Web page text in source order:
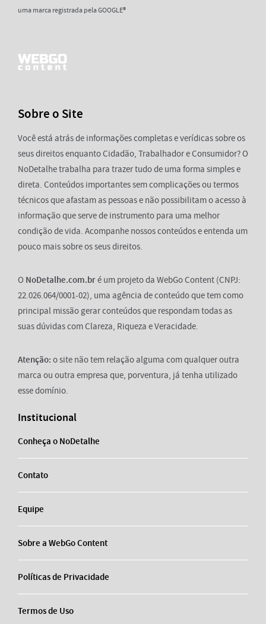
uma marca registrada pela GOOGLE®
Sobre o Site
Você está atrás de informações completas e verídicas sobre os
seus direitos enquanto Cidadão, Trabalhador e Consumidor? O
NoDetalhe trabalha para trazer tudo de uma forma simples e
direta. Conteúdos importantes sem complicações ou termos
técnicos que afastam as pessoas e não possibilitam o acesso à
informação que serve de instrumento para uma melhor
condição de vida. Acompanhe nossos conteúdos e entenda um
pouco mais sobre os seus direitos.
O NoDetalhe.com.bré um projeto da WebGo Content (CNPJ:
22.026.064/0001-02), uma agência de conteúdo que tem como
principal missão gerar conteúdos que respondam todas as
suas dúvidas com Clareza, Riqueza e Veracidade.
Atenção: o site não tem relação alguma com qualquer outra
marca ou outra empresa que, porventura, já tenha utilizado
esse domínio.
Institucional
Conheça o NoDetalhe
Contato
Equipe
Sobre a WebGo Content
Políticas de Privacidade
Termos de Uso